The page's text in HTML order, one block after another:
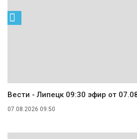
Вести - Липецк 09:30 эфир от
07.08.2026 09:50